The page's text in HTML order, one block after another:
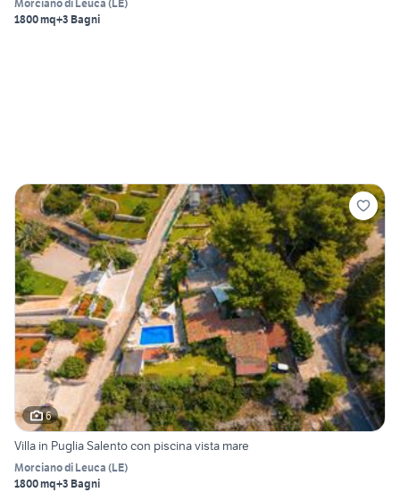
Morciano di Leuca (LE)
1800 mq+3 Bagni
6
Villa in Puglia Salento con piscina vista mare
Morciano di Leuca (LE)
1800 mq+3 Bagni